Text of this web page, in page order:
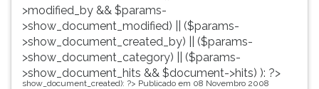
>modified_by && $params-
>show_document_modified) || ($params-
>show_document_created_by) || ($params-
>show_document_category) || ($params-
>show_document_hits && $document->hits) ): ?>
show_document_created): ?> Publicado em 08 Novembro 2008